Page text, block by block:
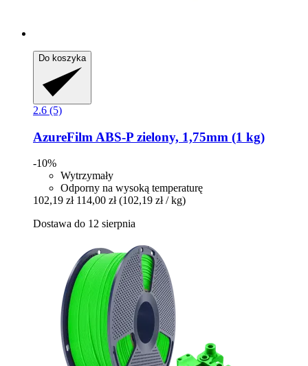
Do koszyka
2.6 (5)
AzureFilm ABS-​P zielony, 1,75mm (1 kg)
-10%
Wytrzymały
Odporny na wysoką temperaturę
102,19 zł 114,00 zł (102,19 zł / kg)
Dostawa do 12 sierpnia